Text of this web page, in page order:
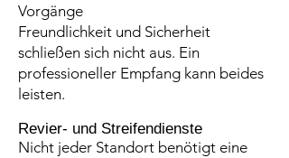
Vorgänge
Freundlichkeit und Sicherheit
schließen sich nicht aus. Ein
professioneller Empfang kann beides
leisten.
Revier- und Streifendienste
Nicht jeder Standort benötigt eine